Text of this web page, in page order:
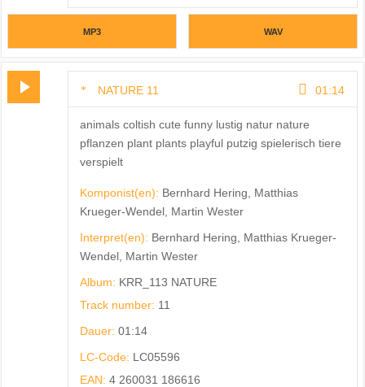
MP3 WAV
NATURE 11 01:14
animals coltish cute funny lustig natur nature
pflanzen plant plants playful putzig spielerisch tiere
verspielt
Komponist(en): Bernhard Hering, Matthias
Krueger-Wendel, Martin Wester
Interpret(en): Bernhard Hering, Matthias Krueger-
Wendel, Martin Wester
Album: KRR_113 NATURE
Track number: 11
Dauer: 01:14
LC-Code: LC05596
EAN: 4 260031 186616